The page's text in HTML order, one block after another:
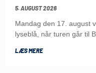
5. AUGUST 2026
Mandag den 17. august
lyseblå, når turen går til
LÆS MERE